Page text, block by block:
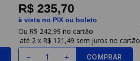
R$ 235,70
à vista no PIX ou boleto
R$ 242,99
2 x R$ 121,49 sem juros
＋
－ COMPRAR